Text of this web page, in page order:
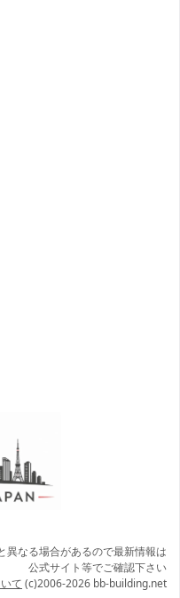
異なる場合があるので最新情報は
公式サイト等でご確認下さい
て (c)2006-2026 bb-building.net